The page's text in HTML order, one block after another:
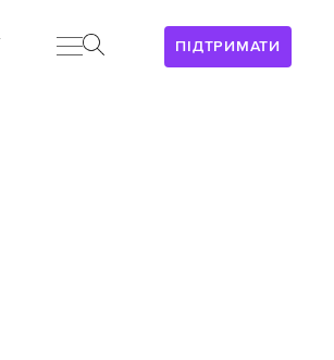
ПІДТРИМАТИ